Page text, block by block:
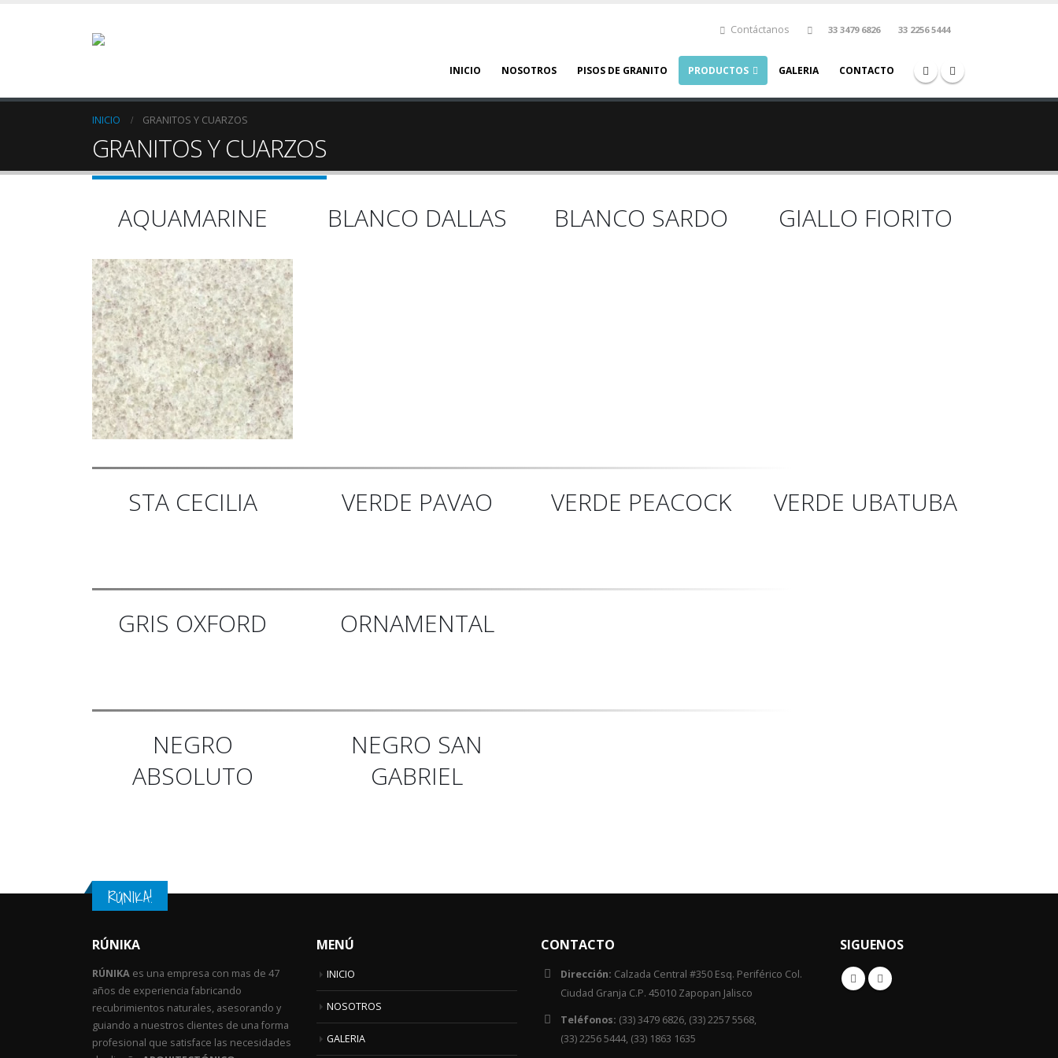
Contáctanos 33 3479 6826 33 2256 5444
INICIO NOSOTROS PISOS DE GRANITO PRODUCTOS GALERIA CONTACTO
INICIO GRANITOS Y CUARZOS
GRANITOS Y CUARZOS
AQUAMARINE BLANCO DALLAS BLANCO SARDO GIALLO FIORITO
STA CECILIA VERDE PAVAO VERDE PEACOCK VERDE UBATUBA
GRIS OXFORD ORNAMENTAL
NEGRO
ABSOLUTO
NEGRO SAN
GABRIEL
RÚNIKA!
RÚNIKA
RÚNIKA es una empresa con mas de 47
años de experiencia fabricando
recubrimientos naturales, asesorando y
guiando a nuestros clientes de una forma
profesional que satisface las necesidades
MENÚ
INICIO
NOSOTROS
GALERIA
CONTACTO
Dirección: Calzada Central #350 Esq. Periférico Col.
Ciudad Granja C.P. 45010 Zapopan Jalisco
Teléfonos: (33) 3479 6826, (33) 2257 5568,
(33) 2256 5444, (33) 1863 1635
SIGUENOS